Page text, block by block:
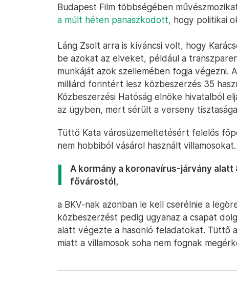
Budapest Film többségében
a múlt héten panaszkodott, hogy politikai
Láng Zsolt arra is kíváncsi volt, hogy
be azokat az elveket, például a
munkáját azok szellemében fogja
milliárd forintért lesz közbeszerzés 35
Közbeszerzési Hatóság elnöke hivatalból
az ügyben, mert sérült a verseny
Tüttő Kata városüzemeltetésért felelős
nem hobbiból vásárol használt villamosokat.
A kormány a koronavírus-járvány
fővárostól,
a BKV-nak azonban le kell cserélnie a
közbeszerzést pedig ugyanaz a csapat
alatt végezte a hasonló feladatokat. Tüttő
miatt a villamosok soha nem fognak